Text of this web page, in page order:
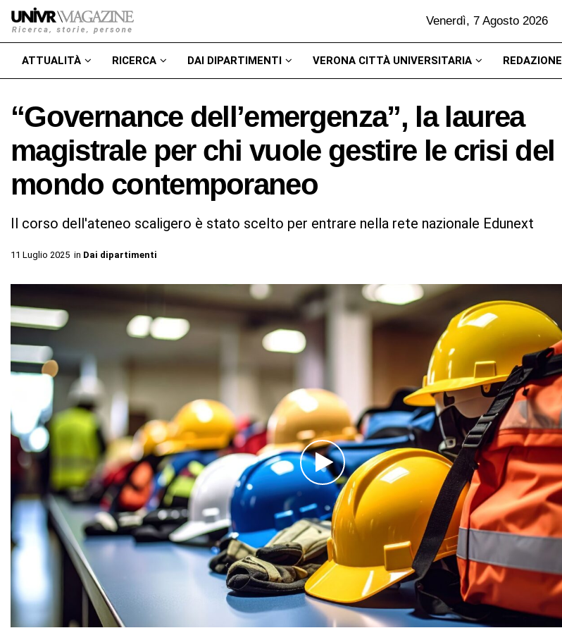
Venerdì, 7 Agosto 2026
ATTUALITÀ RICERCA DAI DIPARTIMENTI VERONA CITTÀ UNIVERSITARIA REDAZIONE
“Governance dell’emergenza”, la laurea
magistrale per chi vuole gestire le crisi del
mondo contemporaneo
Il corso dell'ateneo scaligero è stato scelto per entrare nella rete nazionale Edunext
11 Luglio 2025 in Dai dipartimenti